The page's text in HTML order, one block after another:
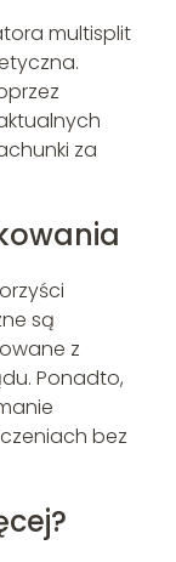
multisplit
za
są
z
Ponadto,
bez